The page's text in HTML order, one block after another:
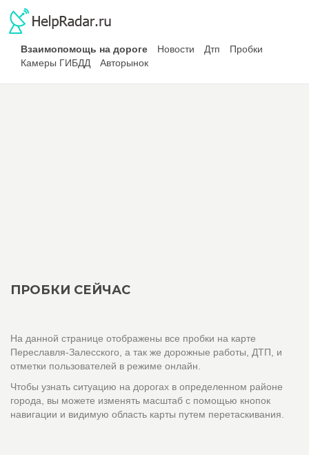
Взаимопомощь на дороге Новости Дтп
Пробки
Камеры ГИБДД
Авторынок
ПРОБКИ СЕЙЧАС
На данной странице отображены все пробки на карте
Переславля-Залесского, а так же дорожные работы, ДТП, и
отметки пользователей в режиме онлайн.
Чтобы узнать ситуацию на дорогах в определенном районе
города, вы можете изменять масштаб с помощью кнопок
навигации и видимую область карты путем перетаскивания.